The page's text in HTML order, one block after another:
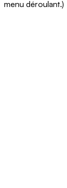
menu déroulant.)